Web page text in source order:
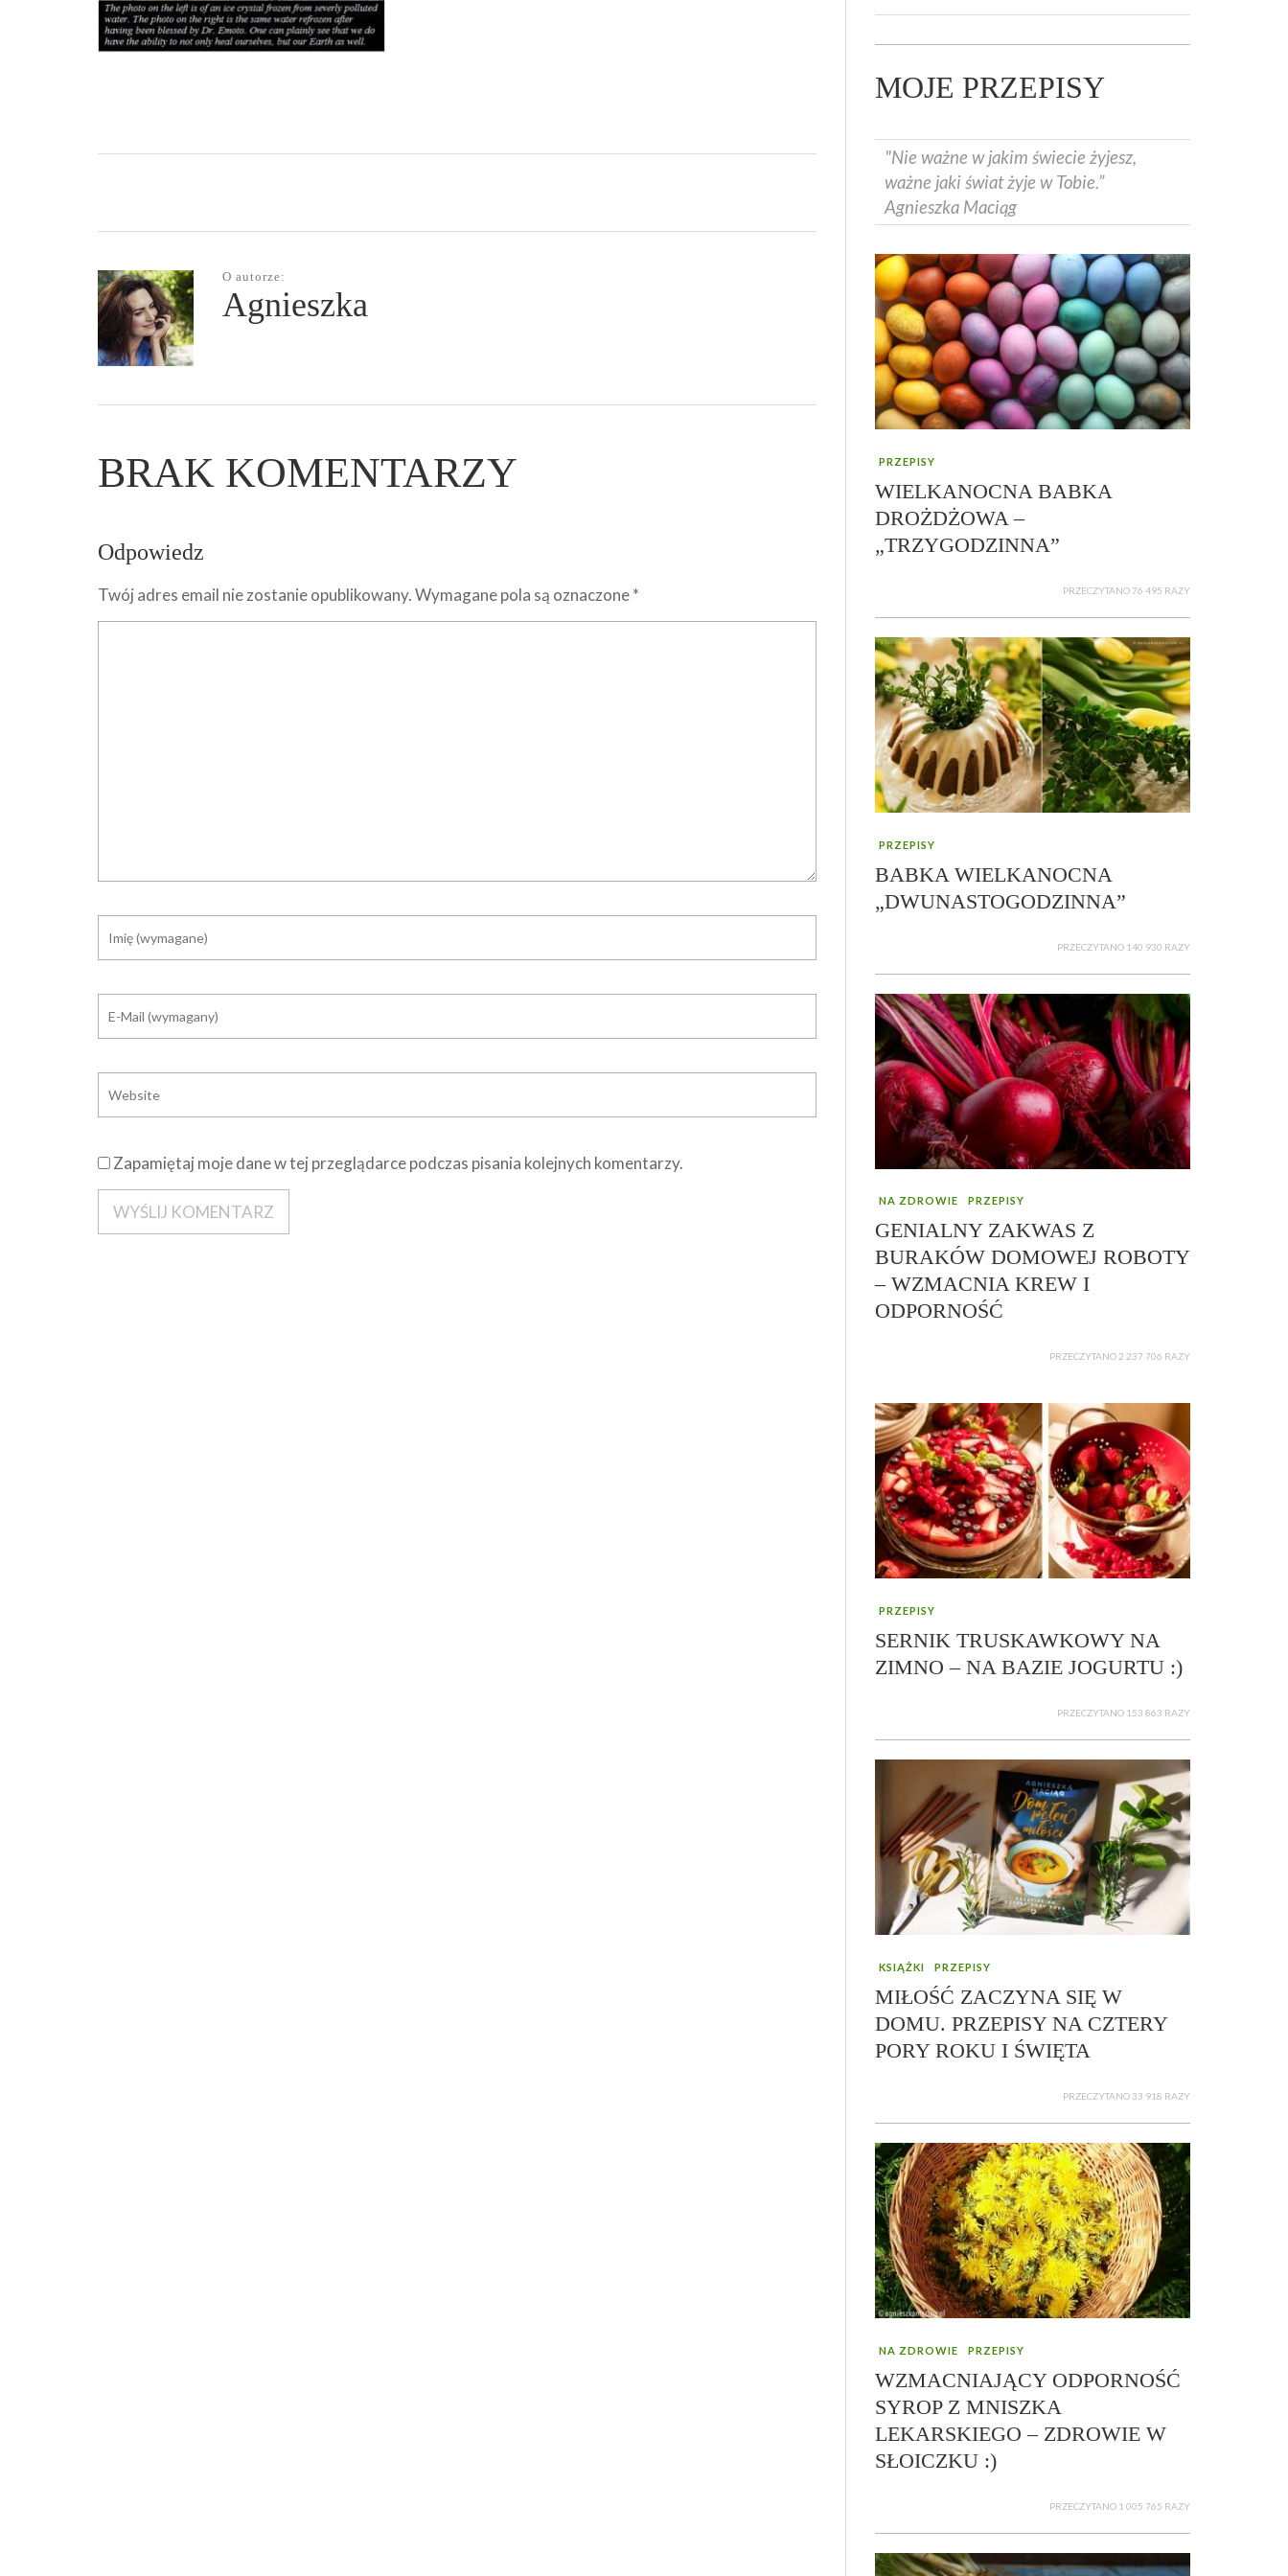
O autorze:
Agnieszka
BRAK KOMENTARZY
Odpowiedz
Twój adres email nie zostanie opublikowany.Wymagane pola są oznaczone*
Zapamiętaj moje dane w tej przeglądarce podczas pisania kolejnych komentarzy.
MOJE PRZEPISY
"Nie ważne w jakim świecie żyjesz,
ważne jaki świat żyje w Tobie.”
Agnieszka Maciąg
PRZEPISY
WIELKANOCNA BABKA
DROŻDŻOWA –
„TRZYGODZINNA”
PRZECZYTANO 76 495 RAZY
PRZEPISY
BABKA WIELKANOCNA
„DWUNASTOGODZINNA”
PRZECZYTANO 140 930 RAZY
NA ZDROWIE PRZEPISY
GENIALNY ZAKWAS Z
BURAKÓW DOMOWEJ ROBOTY
– WZMACNIA KREW I
ODPORNOŚĆ
PRZECZYTANO 2 237 706 RAZY
PRZEPISY
SERNIK TRUSKAWKOWY NA
ZIMNO – NA BAZIE JOGURTU :)
PRZECZYTANO 153 863 RAZY
KSIĄŻKI PRZEPISY
MIŁOŚĆ ZACZYNA SIĘ W
DOMU. PRZEPISY NA CZTERY
PORY ROKU I ŚWIĘTA
PRZECZYTANO 33 918 RAZY
NA ZDROWIE PRZEPISY
WZMACNIAJĄCY ODPORNOŚĆ
SYROP Z MNISZKA
LEKARSKIEGO – ZDROWIE W
SŁOICZKU :)
PRZECZYTANO 1 005 765 RAZY